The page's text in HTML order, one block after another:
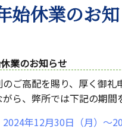
始休業のお
業のお知らせ
ご高配を賜り、厚く御礼
ら、弊所では下記の期間
年12月30日（月）～